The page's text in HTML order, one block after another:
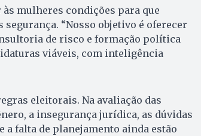
às mulheres condições para que
“Nosso objetivo é oferecer
de risco e formação política
viáveis, com inteligência
eleitorais. Na avaliação das
a insegurança jurídica, as dúvidas
a falta de planejamento ainda estão